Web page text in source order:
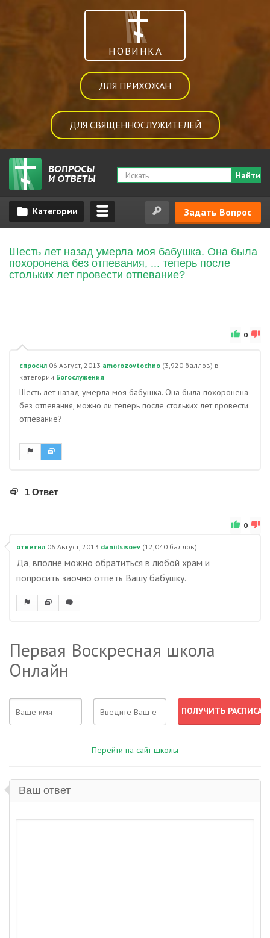
НОВИНКА
ДЛЯ ПРИХОЖАН
ДЛЯ СВЯЩЕННОСЛУЖИТЕЛЕЙ
Найти
Задать Вопрос
Шесть лет назад умерла моя бабушка. Она была
похоронена без отпевания, ... теперь после
стольких лет провести отпевание?
0
спросил 06 Август, 2013 amorozovtochno (3,920 баллов) в
категории Богослужения
Шесть лет назад умерла моя бабушка. Она была похоронена
без отпевания, можно ли теперь после стольких лет провести
отпевание?
1 Ответ
0
ответил 06 Август, 2013 daniilsisoev (12,040 баллов)
Да, вполне можно обратиться в любой храм и
попросить заочно отпеть Вашу бабушку.
Первая Воскресная школа
Онлайн
Перейти на сайт школы
Ваш ответ